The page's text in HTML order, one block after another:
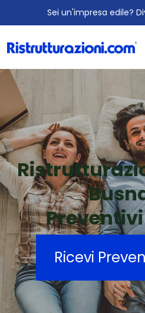
Sei un'impresa edile?
Preventivi
Ricevi